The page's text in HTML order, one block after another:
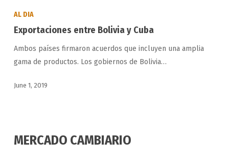
y
Cuba
AL DIA
Exportaciones entre Bolivia y Cuba
Ambos países firmaron acuerdos que incluyen una amplia
gama de productos. Los gobiernos de Bolivia…
June 1, 2019
MERCADO CAMBIARIO